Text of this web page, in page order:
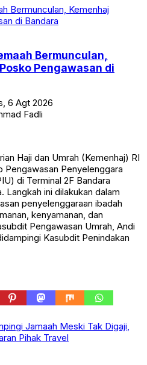
Bermunculan,
Pengawasan di
6 Agt 2026
Fadli
Haji dan Umrah (Kemenhaj) RI
Pengawasan Penyelenggara
di Terminal 2F Bandara
Langkah ini dilakukan dalam
penyelenggaraan ibadah
kenyamanan, dan
Pengawasan Umrah, Andi
Kasubdit Penindakan